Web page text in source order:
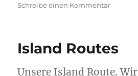
Schreibe einen Kommentarzu
Island Routes
Unsere Island Route.